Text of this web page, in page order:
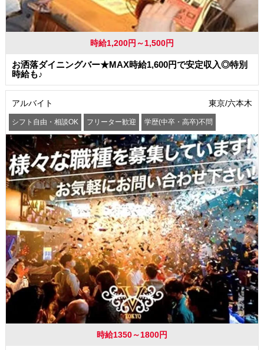
時給1,200円～1,500円
お洒落ダイニングバー★MAX時給1,600円で安定収入◎特別
時給も♪
アルバイト 東京/六本木
シフト自由・相談OK フリーター歓迎 学歴(中卒・高卒)不問
髪型・髪色自由 交通費支給
時給1350～1800円